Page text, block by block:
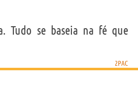
Tudo se baseia na fé que
2PAC